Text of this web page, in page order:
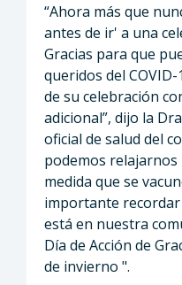
“Ahora más que
antes de ir' a una
Gracias para que
queridos del
de su celebración
adicional”, dijo la
oficial de salud del
podemos relajarnos
medida que se
importante
está en nuestra
Día de Acción de
de invierno ".